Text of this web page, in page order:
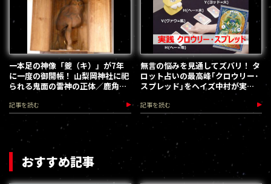
一本足の神像「夔（キ）」が7年
に一度の御開帳！ 山梨岡神社に祀
られる鬼面の雷神の正体／鹿角崇
記事を読む
無言の悩みを見通してズバリ！ タ
ロット占いの最高峰｢クロウリー･
スプレッド｣をヘイズ中村が実
記事を読む
おすすめ記事